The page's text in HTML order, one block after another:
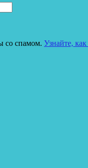
со спамом. Узнайте,